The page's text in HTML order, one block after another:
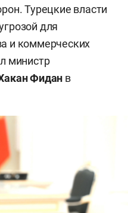
Турецкие власти
для
и коммерческих
министр
Фидан в